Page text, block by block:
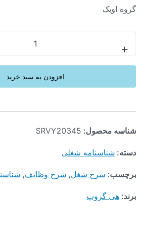
گروه اویک ‏
+
افزودن به سبد خرید
شناسه محصول: SRVY20345
دسته: شناسنامه شغلی
برچسب: شرح شغل, شرح وظایف,
برند: هی گروپ